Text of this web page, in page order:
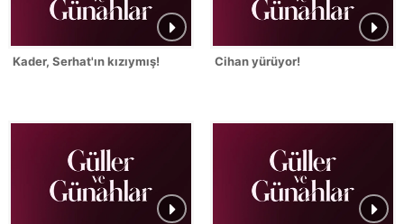
Kader, Serhat'ın kızıymış! Cihan yürüyor!